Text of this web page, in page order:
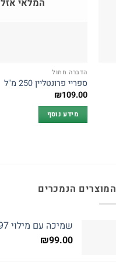
המלאי אזל
הדברה חתול
ספריי פרונטליין 250 מ"ל
₪109.00
מידע נוסף
המוצרים הנמכרים
שמיכה עם מילוי 97 ס"מ 1 יחידה
₪99.00